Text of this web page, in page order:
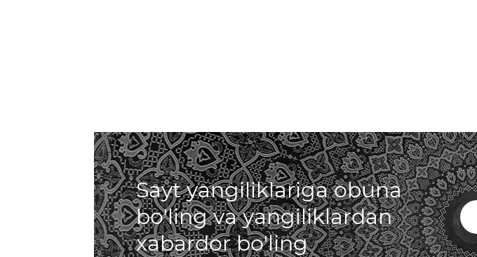
Sayt yangiliklariga obuna
bo'ling va yangiliklardan
xabardor bo'ling